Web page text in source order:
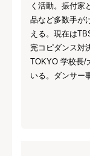
く活動。振付家
品など多数手が
える。現在は
完コピダンス対
TOKYO 学校長/
いる。ダンサー